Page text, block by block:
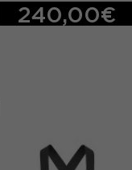
240,00€